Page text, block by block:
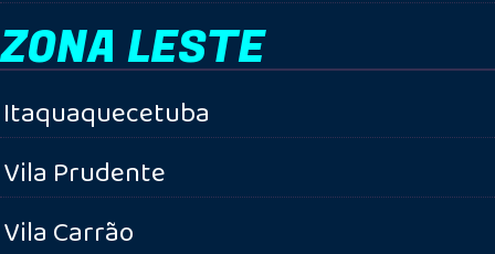
ZONA LESTE
Itaquaquecetuba
Vila Prudente
Vila Carrão